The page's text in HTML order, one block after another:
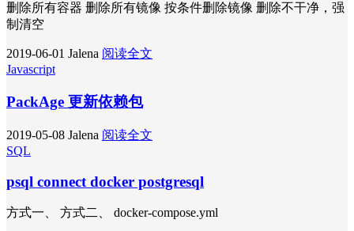
删除所有容器 删除所有镜像 按条件删除镜像 删除不干净，强
制清空
2019-06-01 Jalena 阅读全文
Javascript
PackAge 更新依赖包
2019-05-08 Jalena 阅读全文
SQL
psql connect docker postgresql
方式一、 方式二、 docker-compose.yml